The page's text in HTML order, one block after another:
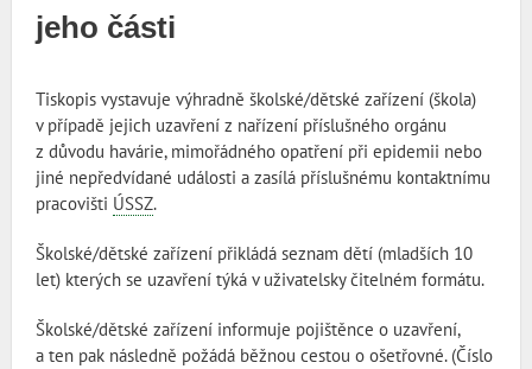
jeho části
Tiskopis vystavuje výhradně školské/dětské zařízení (škola)
v případě jejich uzavření z nařízení příslušného orgánu
z důvodu havárie, mimořádného opatření při epidemii nebo
jiné nepředvídané události a zasílá příslušnému kontaktnímu
pracovišti ÚSSZ.
Školské/dětské zařízení přikládá seznam dětí (mladších 10
let) kterých se uzavření týká v uživatelsky čitelném formátu.
Školské/dětské zařízení informuje pojištěnce o uzavření,
a ten pak následně požádá běžnou cestou o ošetřovné. (Číslo